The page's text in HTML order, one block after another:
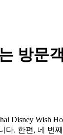
방문
Disney Wish
다. 한편, 네 번